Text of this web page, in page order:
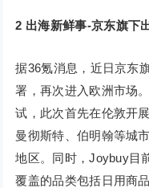
2 出海新鲜事-京东旗下
据36氪消息，近日京东
署，再次进入欧洲市场
试，此次首先在伦敦开
曼彻斯特、伯明翰等城
地区。同时，Joybuy目
覆盖的品类包括日用商